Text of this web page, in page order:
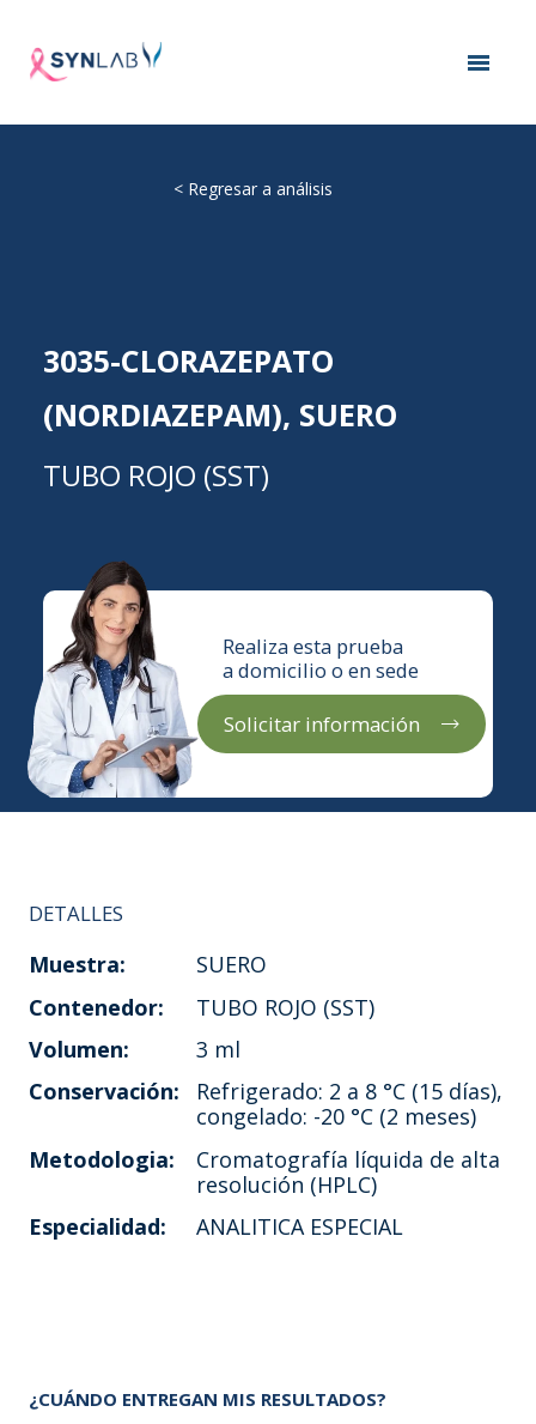
< Regresar a análisis
3035-CLORAZEPATO
(NORDIAZEPAM), SUERO
TUBO ROJO (SST)
Realiza esta prueba
a domicilio o en sede
Solicitar información
DETALLES
Muestra:
SUERO
Contenedor:
TUBO ROJO (SST)
Volumen:
3 ml
Conservación:
Refrigerado: 2 a 8 °C (15 días),
congelado: -20 °C (2 meses)
Metodologia:
Cromatografía líquida de alta
resolución (HPLC)
Especialidad:
ANALITICA ESPECIAL
¿CUÁNDO ENTREGAN MIS RESULTADOS?